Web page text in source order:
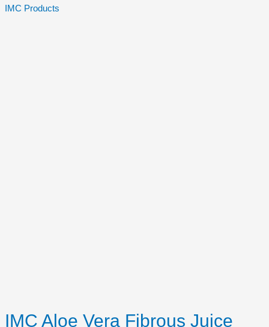
IMC Products
IMC Aloe Vera Fibrous Juice